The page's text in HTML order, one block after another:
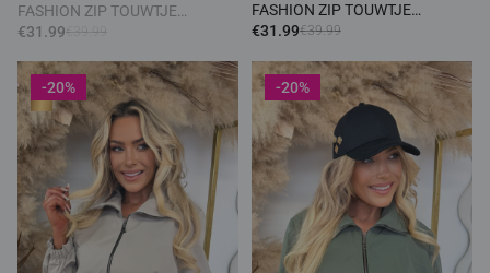
FASHION ZIP TOUWTJE
BOMBER BORDEAUX
€31.99€39.99
FASHION ZIP TOUWTJE
BOMBER TAUPE
€31.99€39.99
-20% -20%